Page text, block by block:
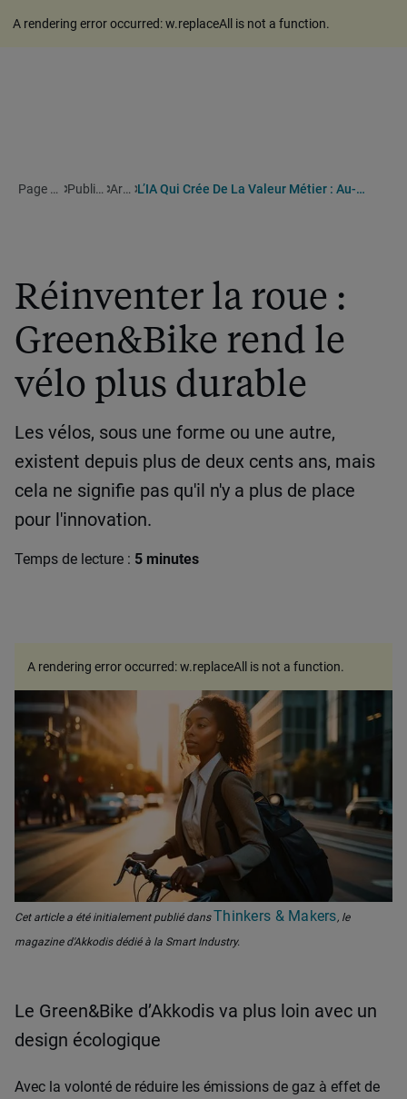
A rendering error occurred:w.replaceAll is not a function.
Page d'accueil Publications Articles L’IA Qui Crée De La Valeur Métier : Au-Delà Du POC, La Réalité Du Terrain
Réinventer la roue :
Green&Bike rend le
vélo plus durable
Les vélos, sous une forme ou une autre,
existent depuis plus de deux cents ans, mais
cela ne signifie pas qu'il n'y a plus de place
pour l'innovation.
Temps de lecture : 5 minutes
Cet article a été initialement publié dansThinkers & Makers, le
magazine d'Akkodis dédié à la Smart Industry.
Le Green&Bike d’Akkodis va plus loin avec un
design écologique
Avec la volonté de réduire les émissions de gaz à effet de
A rendering error occurred:w.replaceAll is not a function.